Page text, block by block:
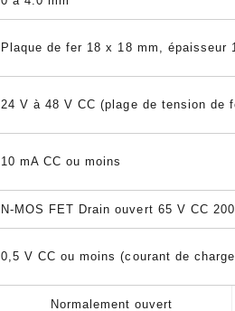
Plaque de fer 18 x 18 mm, épaisseur
24 V à 48 V CC (plage de tension de
10 mA CC ou moins
N-MOS FET Drain ouvert 65 V CC
0,5 V CC ou moins (courant de
Normalement ouvert